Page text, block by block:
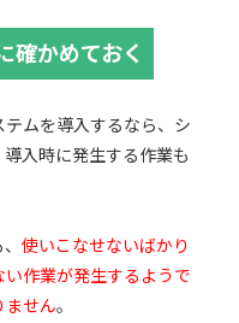
確かめておく
ムを導入するなら、シ
入時に発生する作業も
使いこなせないばかり
作業が発生するようで
ません。